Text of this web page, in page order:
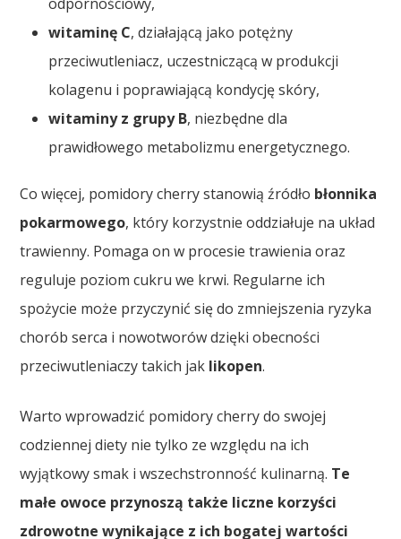
witaminę C, działającą jako potężny
przeciwutleniacz, uczestniczącą w produkcji
kolagenu i poprawiającą kondycję skóry,
witaminy z grupy B, niezbędne dla
prawidłowego metabolizmu energetycznego.
Co więcej, pomidory cherry stanowią źródło błonnika
pokarmowego, który korzystnie oddziałuje na układ
trawienny. Pomaga on w procesie trawienia oraz
reguluje poziom cukru we krwi. Regularne ich
spożycie może przyczynić się do zmniejszenia ryzyka
chorób serca i nowotworów dzięki obecności
przeciwutleniaczy takich jak likopen.
Warto wprowadzić pomidory cherry do swojej
codziennej diety nie tylko ze względu na ich
wyjątkowy smak i wszechstronność kulinarną. Te
małe owoce przynoszą także liczne korzyści
zdrowotne wynikające z ich bogatej wartości